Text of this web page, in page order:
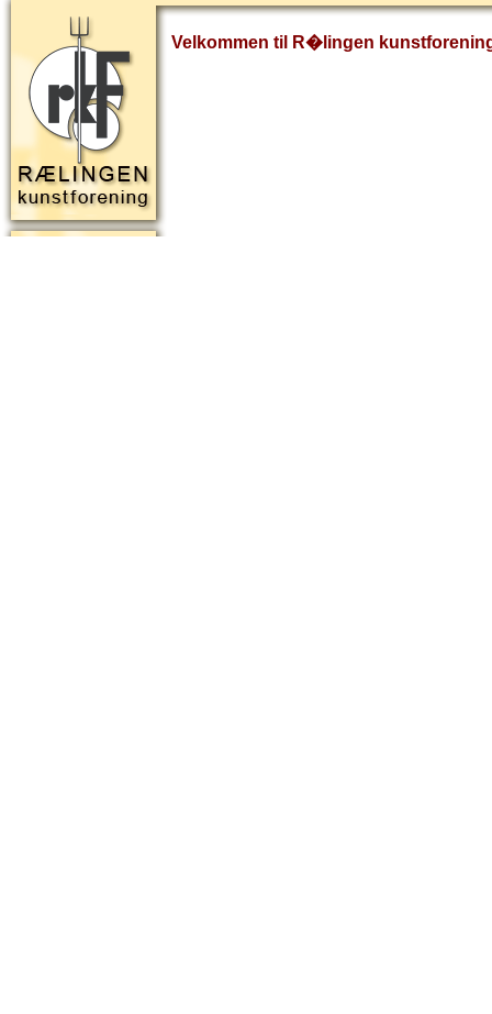
Velkommen til R�lingen